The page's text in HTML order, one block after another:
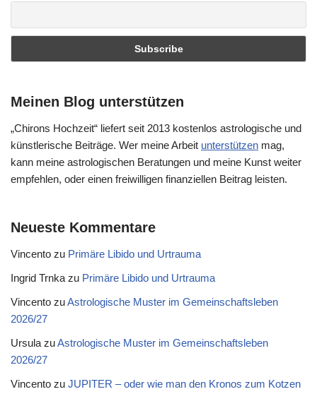
Meinen Blog unterstützen
„Chirons Hochzeit“ liefert seit 2013 kostenlos astrologische und
künstlerische Beiträge. Wer meine Arbeit unterstützen mag,
kann meine astrologischen Beratungen und meine Kunst weiter
empfehlen, oder einen freiwilligen finanziellen Beitrag leisten.
Neueste Kommentare
Vincento zu Primäre Libido und Urtrauma
Ingrid Trnka zu Primäre Libido und Urtrauma
Vincento zuAstrologische Muster im Gemeinschaftsleben
2026/27
Ursula zuAstrologische Muster im Gemeinschaftsleben
2026/27
Vincento zu JUPITER – oder wie man den Kronos zum Kotzen